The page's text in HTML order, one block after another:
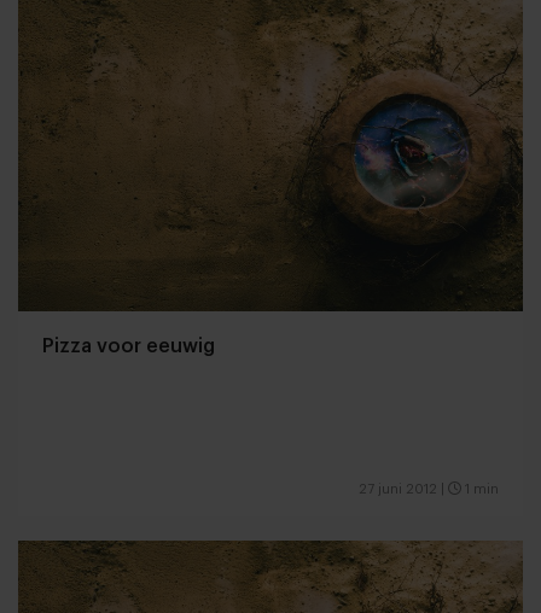
Pizza voor eeuwig
27 juni 2012 1 min